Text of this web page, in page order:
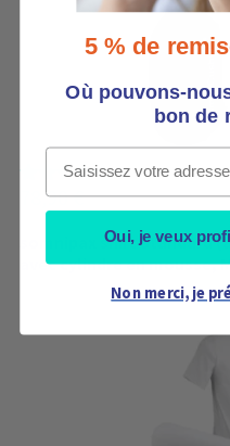
p
78,90€
somnipax shirt Standard
avec cylindre en mousse,
5 % de
Où pouvons-
bon de
Email
Oui, je veux
Non merci, je